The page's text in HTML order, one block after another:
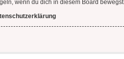
wenn du dich in diesem Board bewegst.